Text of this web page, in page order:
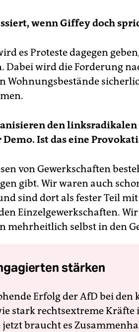
wenn Giffey doch
es Proteste dagegen
Dabei wird die Forderung
Wohnungsbestände
den linksradikalen
Demo. Ist das eine
von Gewerkschaften
gibt. Wir waren auch
sind dort als fester Teil
Einzelgewerkschaften.
mehrheitlich selbst in den
stärken
Erfolg der AfD bei
stark rechtsextreme
jetzt braucht es